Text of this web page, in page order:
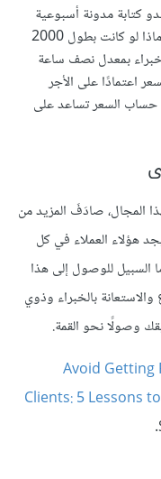
كتابة مدونة أسبوعية
واحدة مقابل 200$ عرضًا جيدًا، لكن ماذا لو كانت بطول 2000
بمعدل نصف ساعة
اعتمادًا على الأجر
حساب السعر تساعد على
المجال، صادَفَ المزيد من
هؤلاء العملاء في كل
السبيل للوصول إلى هذا
بالخبراء وذوي
وصولًا نحو القمة.
Avoid Getting
Clients: 5 Lessons